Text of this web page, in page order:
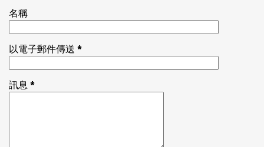
名稱
以電子郵件傳送 *
訊息 *